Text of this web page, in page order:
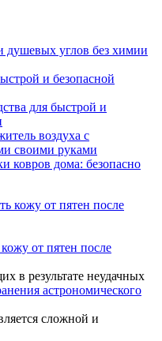
душевых углов без химии
и безопасной
для быстрой и
воздуха с
своими руками
ковров дома: безопасно
от пятен после
в результате неудачных
астрономического
сложной и